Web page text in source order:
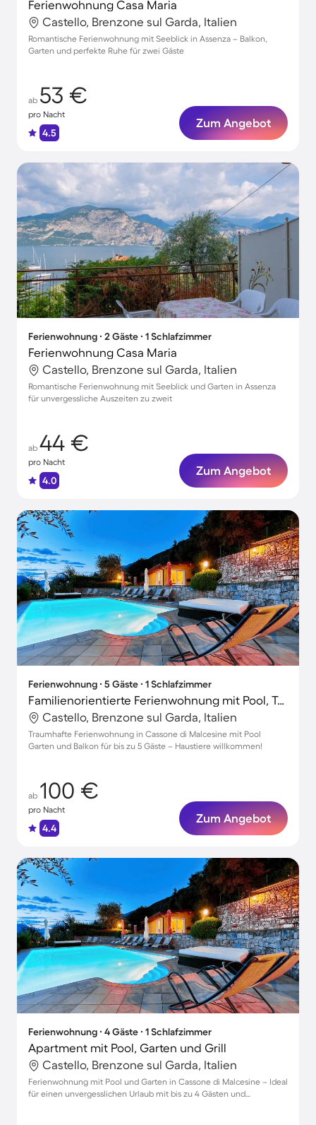
Ferienwohnung Casa Maria
Castello, Brenzone sul Garda, Italien
Romantische Ferienwohnung mit Seeblick in Assenza – Balkon,
Garten und perfekte Ruhe für zwei Gäste
ab 53 €
pro Nacht
4.5
Zum Angebot
Ferienwohnung ∙ 2 Gäste ∙ 1 Schlafzimmer
Ferienwohnung Casa Maria
Castello, Brenzone sul Garda, Italien
Romantische Ferienwohnung mit Seeblick und Garten in Assenza
für unvergessliche Auszeiten zu zweit
ab 44 €
pro Nacht
4.0
Zum Angebot
Ferienwohnung ∙ 5 Gäste ∙ 1 Schlafzimmer
Familienorientierte Ferienwohnung mit Pool, Terrasse und Garten | Neben dem Strand | Haustierfreundlich
Castello, Brenzone sul Garda, Italien
Traumhafte Ferienwohnung in Cassone di Malcesine mit Pool
Garten und Balkon für bis zu 5 Gäste – Haustiere willkommen!
ab 100 €
pro Nacht
4.4
Zum Angebot
Ferienwohnung ∙ 4 Gäste ∙ 1 Schlafzimmer
Apartment mit Pool, Garten und Grill
Castello, Brenzone sul Garda, Italien
Ferienwohnung mit Pool und Garten in Cassone di Malcesine – Ideal
für einen unvergesslichen Urlaub mit bis zu 4 Gästen und